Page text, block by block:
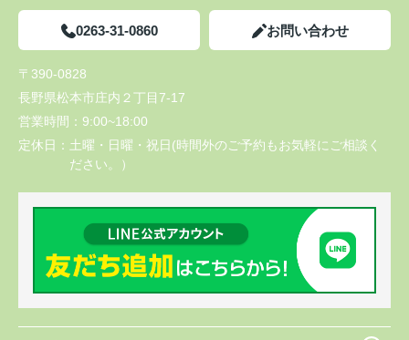
0263-31-0860 お問い合わせ
〒390-0828
長野県松本市庄内２丁目7-17
営業時間： 9:00~18:00
定休日： 土曜・日曜・祝日(時間外のご予約もお気軽にご相談く
ださい。）